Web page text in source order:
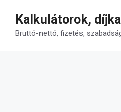
tartalomba
Kalkulátorok,
Bruttó-nettó, fizetés,